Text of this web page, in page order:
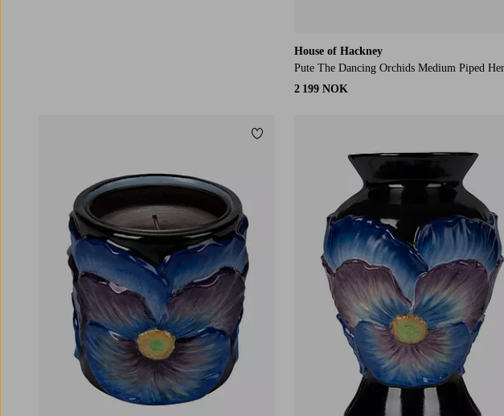
House of Hackney
Pute The Dancing Orchids Medium Piped
2 199 NOK
Legg til favoritter